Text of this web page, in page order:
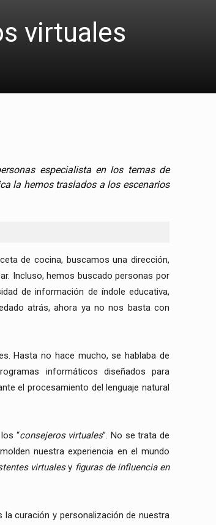
virtuales
especialista en los temas de
la hemos traslados a los escenarios
de cocina, buscamos una dirección,
Incluso, hemos buscado personas por
de información de índole educativa,
atrás, ahora ya no nos basta con
Hasta no hace mucho, se hablaba de
informáticos diseñados para
el procesamiento del lenguaje natural
“consejeros virtuales”. No se trata de
nuestra experiencia en el mundo
virtualesy figuras de influencia en
curación y personalización de nuestra